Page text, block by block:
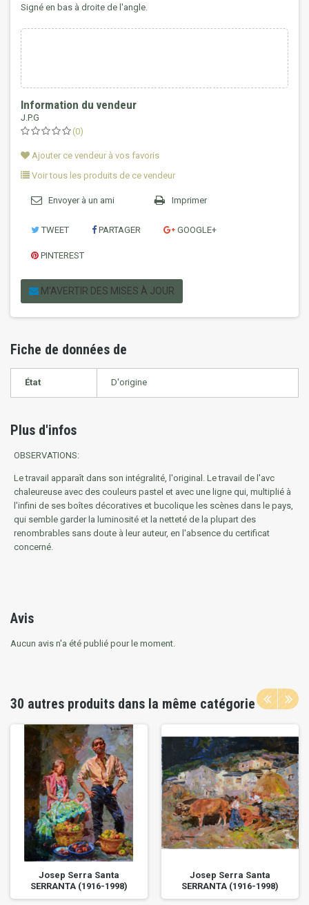
Signé en bas à droite de l'angle.
Information du vendeur
J.P.G
(0)
Ajouter ce vendeur à vos favoris
Voir tous les produits de ce vendeur
Envoyer à un ami Imprimer
TWEET PARTAGER GOOGLE+
PINTEREST
M'AVERTIR DES MISES À JOUR
Fiche de données de
État D'origine
Plus d'infos
OBSERVATIONS:
Le travail apparaît dans son intégralité, l'original. Le travail de l'avc
chaleureuse avec des couleurs pastel et avec une ligne qui, multiplié à
l'infini de ses boîtes décoratives et bucolique les scènes dans le pays,
qui semble garder la luminosité et la netteté de la plupart des
renombrables sans doute à leur auteur, en l'absence du certificat
concerné.
Avis
Aucun avis n'a été publié pour le moment.
30 autres produits dans la même catégorie
Josep Serra Santa
SERRANTA (1916-1998)
Josep Serra Santa
SERRANTA (1916-1998)